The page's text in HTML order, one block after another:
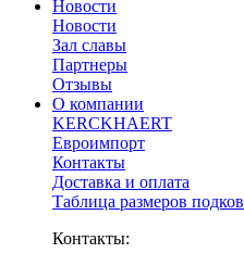
Новости
Новости
Зал славы
Партнеры
Отзывы
О компании
KERCKHAERT
Евроимпорт
Контакты
Доставка и оплата
Таблица размеров подков
Контакты: